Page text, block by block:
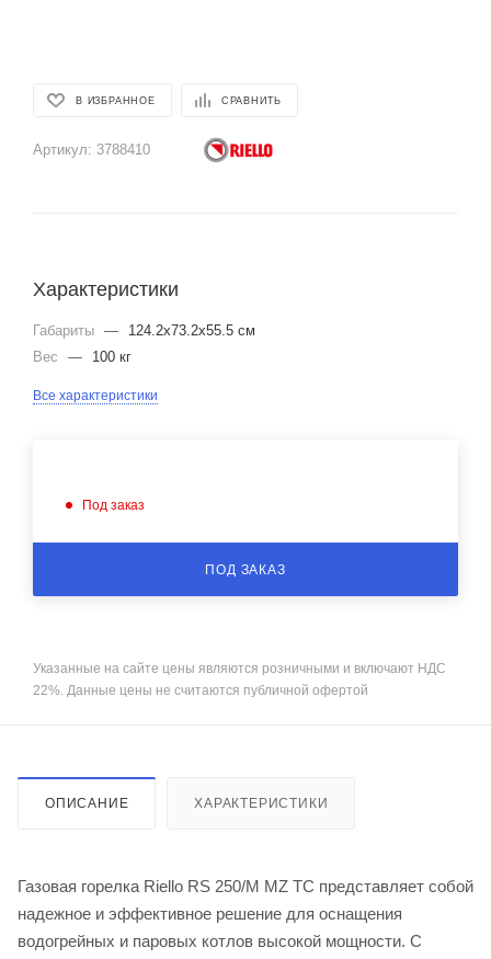
В ИЗБРАННОЕ СРАВНИТЬ
Артикул: 3788410
Характеристики
Габариты —
124.2x73.2x55.5 см
Вес
— 100 кг
Все характеристики
Под заказ
ПОД ЗАКАЗ
Указанные на сайте цены являются розничными и включают НДС
22%. Данные цены не считаются публичной офертой
ОПИСАНИЕ ХАРАКТЕРИСТИКИ
Газовая горелка Riello RS 250/M MZ TC представляет собой
надежное и эффективное решение для оснащения
водогрейных и паровых котлов высокой мощности. С